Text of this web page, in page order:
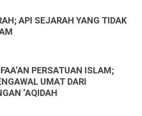
API SEJARAH YANG TIDAK
PERSATUAN ISLAM;
UMAT DARI
‘AQIDAH